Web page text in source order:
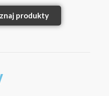
produkty